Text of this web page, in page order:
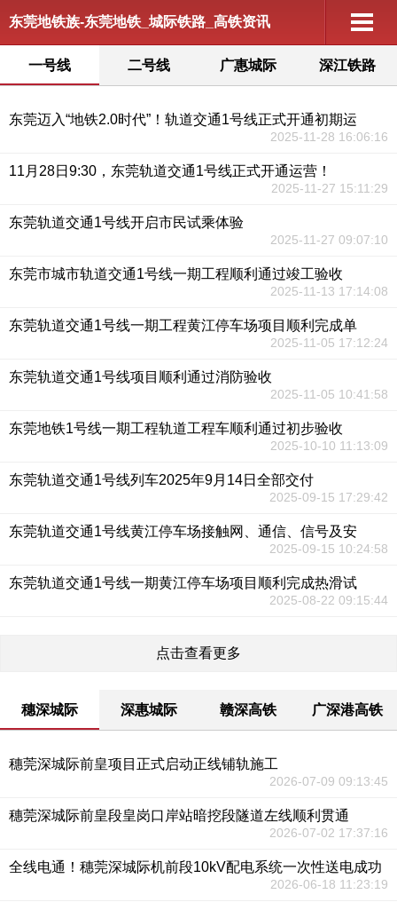
东莞地铁族-东莞地铁_城际铁路_高铁资讯
一号线 二号线 广惠城际 深江铁路
东莞迈入“地铁2.0时代”！轨道交通1号线正式开通初期运
2025-11-28 16:06:16
11月28日9:30，东莞轨道交通1号线正式开通运营！
2025-11-27 15:11:29
东莞轨道交通1号线开启市民试乘体验
2025-11-27 09:07:10
东莞市城市轨道交通1号线一期工程顺利通过竣工验收
2025-11-13 17:14:08
东莞轨道交通1号线一期工程黄江停车场项目顺利完成单
2025-11-05 17:12:24
东莞轨道交通1号线项目顺利通过消防验收
2025-11-05 10:41:58
东莞地铁1号线一期工程轨道工程车顺利通过初步验收
2025-10-10 11:13:09
东莞轨道交通1号线列车2025年9月14日全部交付
2025-09-15 17:29:42
东莞轨道交通1号线黄江停车场接触网、通信、信号及安
2025-09-15 10:24:58
东莞轨道交通1号线一期黄江停车场项目顺利完成热滑试
2025-08-22 09:15:44
点击查看更多
穗深城际 深惠城际 赣深高铁 广深港高铁
穗莞深城际前皇项目正式启动正线铺轨施工
2026-07-09 09:13:45
穗莞深城际前皇段皇岗口岸站暗挖段隧道左线顺利贯通
2026-07-02 17:37:16
全线电通！穗莞深城际机前段10kV配电系统一次性送电成功
2026-06-18 11:23:19